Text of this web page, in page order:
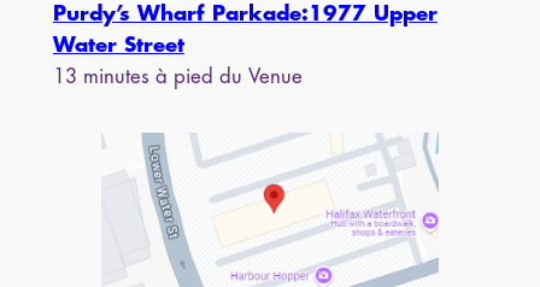
Purdy’s Wharf Parkade:1977 Upper
Water Street
13 minutes à pied du Venue